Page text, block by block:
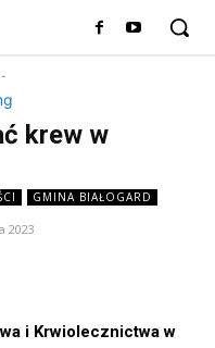
-
krew w
GMINA BIAŁOGARD
2023
i Krwiolecznictwa w